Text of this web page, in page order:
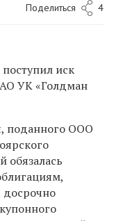
Поделиться 4
иск
УК «Голдман
поданного ООО
обязалась
досрочно